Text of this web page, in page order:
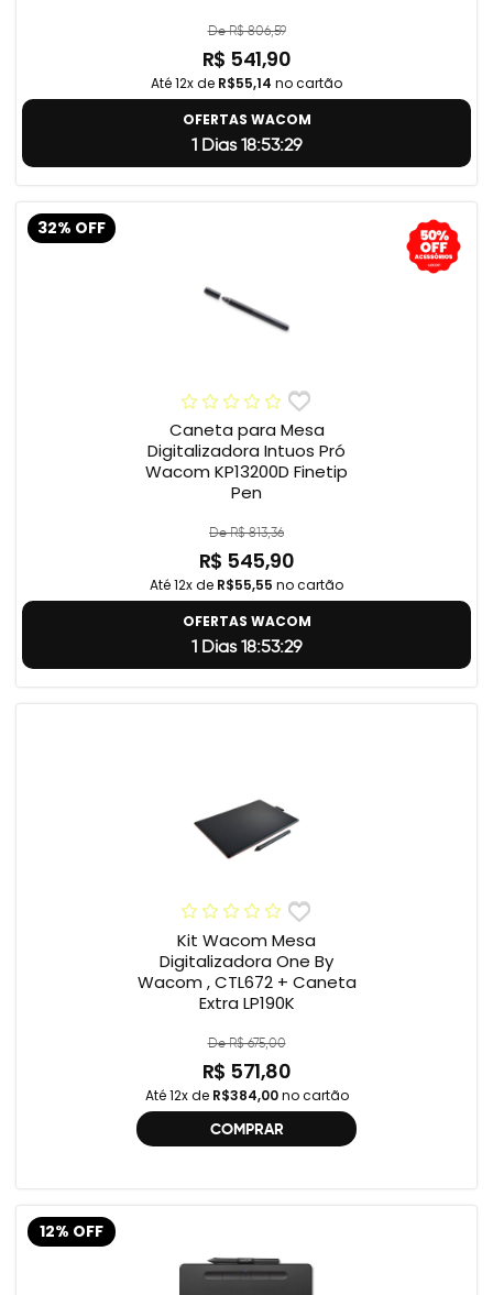
De R$ 806,59
R$ 541,90
Até 12x de R$55,14 no cartão
OFERTAS WACOM
1 Dias 18:53:28
32% OFF
Caneta para Mesa
Digitalizadora Intuos Pró
Wacom KP13200D Finetip
Pen
De R$ 813,36
R$ 545,90
Até 12x de R$55,55 no cartão
OFERTAS WACOM
1 Dias 18:53:28
Kit Wacom Mesa
Digitalizadora One By
Wacom , CTL672 + Caneta
Extra LP190K
De R$ 675,00
R$ 571,80
Até 12x de R$384,00no cartão
COMPRAR
12% OFF